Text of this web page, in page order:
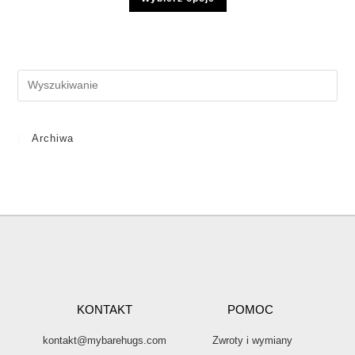
Archiwa
KONTAKT
kontakt@mybarehugs.com
POMOC
Zwroty i wymiany